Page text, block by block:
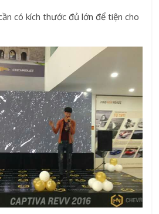
có kích thước đủ lớn để tiện cho